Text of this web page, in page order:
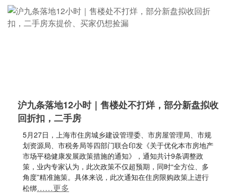
沪九条落地12小时｜售楼处不打烊，部分新盘拟收
回折扣，二手房
5月27日，上海市住房城乡建设管理委、市房屋管理局、市规
划资源局、市税务局等四部门联合印发《关于优化本市房地产
市场平稳健康发展政策措施的通知》，通知共计9条调整政
策，业内专家认为，此次政策不仅超预期，同时“全方位、多
角度”精准施策。具体来说，此次通知在住房限购政策上进行
松绑……更多